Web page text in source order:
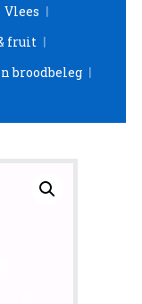
Vlees
fruit
broodbeleg